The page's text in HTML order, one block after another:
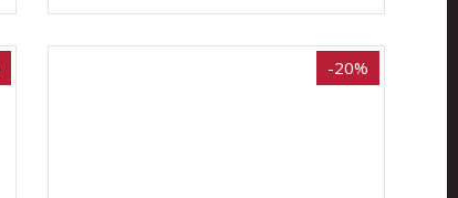
-20%